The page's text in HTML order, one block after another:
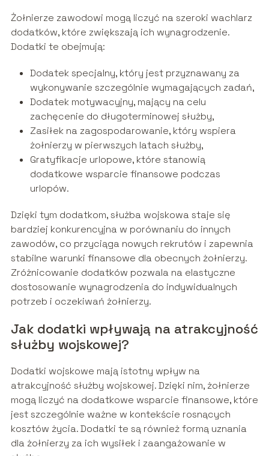
Żołnierze zawodowi mogą liczyć na szeroki wachlarz
dodatków, które zwiększają ich wynagrodzenie.
Dodatki te obejmują:
Dodatek specjalny, który jest przyznawany za
wykonywanie szczególnie wymagających zadań,
Dodatek motywacyjny, mający na celu
zachęcenie do długoterminowej służby,
Zasiłek na zagospodarowanie, który wspiera
żołnierzy w pierwszych latach służby,
Gratyfikacje urlopowe, które stanowią
dodatkowe wsparcie finansowe podczas
urlopów.
Dzięki tym dodatkom, służba wojskowa staje się
bardziej konkurencyjna w porównaniu do innych
zawodów, co przyciąga nowych rekrutów i zapewnia
stabilne warunki finansowe dla obecnych żołnierzy.
Zróżnicowanie dodatków pozwala na elastyczne
dostosowanie wynagrodzenia do indywidualnych
potrzeb i oczekiwań żołnierzy.
Jak dodatki wpływają na atrakcyjność
służby wojskowej?
Dodatki wojskowe mają istotny wpływ na
atrakcyjność służby wojskowej. Dzięki nim, żołnierze
mogą liczyć na dodatkowe wsparcie finansowe, które
jest szczególnie ważne w kontekście rosnących
kosztów życia. Dodatki te są również formą uznania
dla żołnierzy za ich wysiłek i zaangażowanie w